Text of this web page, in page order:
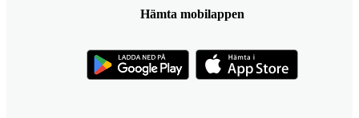
Hämta mobilappen